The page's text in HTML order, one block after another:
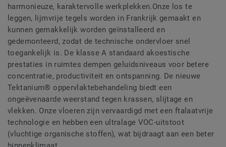
harmonieuze, karaktervolle werkplekken.Onze los te
leggen, lijmvrije tegels worden in Frankrijk gemaakt en
kunnen gemakkelijk worden geïnstalleerd en
gedemonteerd, zodat de technische ondervloer snel
toegankelijk is. De klasse A standaard akoestische
prestaties in ruimtes dempen geluidsniveaus voor betere
concentratie, productiviteit en ontspanning. De nieuwe
Tektanium® oppervlaktebehandeling biedt een
ongeëvenaarde weerstand tegen krassen, slijtage en
vlekken. Onze vloeren zijn vervaardigd met een ftalaatvrije
technologie en hebben een ultralage VOC-uitstoot
(vluchtige organische stoffen), wat bijdraagt aan een beter